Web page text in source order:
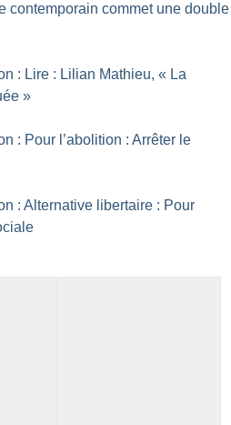
contemporain commet une double
: Lire : Lilian Mathieu, « La
»
: Pour l’abolition : Arrêter le
: Alternative libertaire : Pour